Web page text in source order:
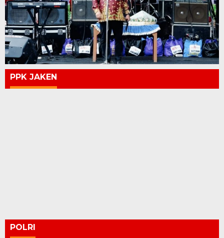
PPK JAKEN
POLRI